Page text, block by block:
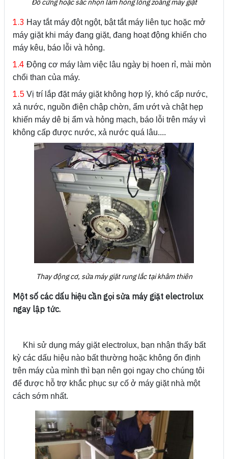
Đồ cứng hoặc sắc nhọn làm hỏng lồng zoăng máy giặt
1.3 Hay tắt máy đột ngột, bật tắt máy liên tục hoặc mở
máy giặt khi máy đang giặt, đang hoạt động khiến cho
máy kêu, báo lỗi và hỏng.
1.4 Động cơ máy làm việc lâu ngày bị hoen rỉ, mài mòn
chổi than của máy.
1.5 Vị trí lắp đặt máy giặt không hợp lý, khó cấp nước,
xả nước, nguồn điện chập chờn, ẩm ướt và chật hẹp
khiến máy dê bị ẩm và hỏng mạch, báo lỗi trên máy vì
không cấp được nước, xả nước quá lâu....
Thay động cơ, sửa máy giặt rung lắc tại khâm thiên
Một số các dấu hiệu cần gọi sửa máy giặt electrolux
ngay lập tức.
Khi sử dụng máy giặt electrolux, bạn nhận thấy bất
kỳ các dấu hiệu nào bất thường hoặc không ổn định
trên máy của mình thì bạn nên gọi ngay cho chúng tôi
để được hỗ trợ khắc phục sự cố ở máy giặt nhà một
cách sớm nhất.